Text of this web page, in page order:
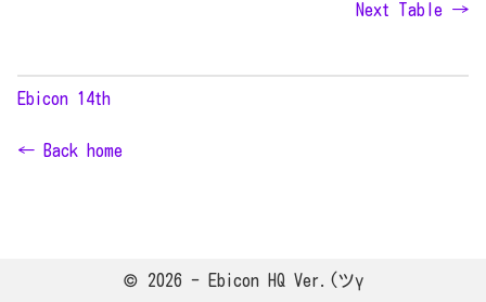
Next Table →
Ebicon 14th
← Back home
© 2026 - Ebicon HQ Ver.(ツγ